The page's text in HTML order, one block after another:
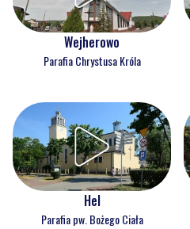
Wejherowo
Parafia Chrystusa Króla
Hel
Parafia pw. Bożego Ciała